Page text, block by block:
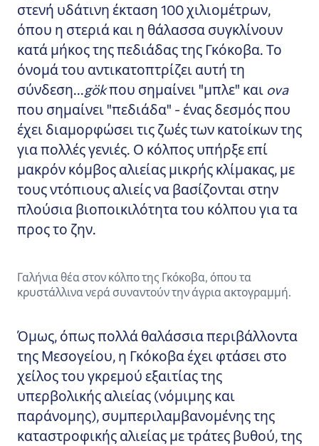
στενή υδάτινη έκταση 100 χιλιομέτρων,
όπου η στεριά και η θάλασσα συγκλίνουν
κατά μήκος της πεδιάδας της Γκόκοβα. Το
όνομά του αντικατοπτρίζει αυτή τη
σύνδεση...gökπου σημαίνει "μπλε" και ova
που σημαίνει "πεδιάδα" - ένας δεσμός που
έχει διαμορφώσει τις ζωές των κατοίκων της
για πολλές γενιές. Ο κόλπος υπήρξε επί
μακρόν κόμβος αλιείας μικρής κλίμακας, με
τους ντόπιους αλιείς να βασίζονται στην
πλούσια βιοποικιλότητα του κόλπου για τα
προς το ζην.
Γαλήνια θέα στον κόλπο της Γκόκοβα, όπου τα
κρυστάλλινα νερά συναντούν την άγρια ακτογραμμή.
Όμως, όπως πολλά θαλάσσια περιβάλλοντα
της Μεσογείου, η Γκόκοβα έχει φτάσει στο
χείλος του γκρεμού εξαιτίας της
υπερβολικής αλιείας (νόμιμης και
παράνομης), συμπεριλαμβανομένης της
καταστροφικής αλιείας με τράτες βυθού, της